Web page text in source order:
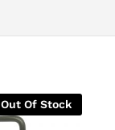
Out Of Stock